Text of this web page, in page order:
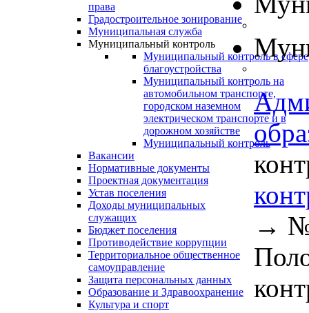
права
Градостроительное зонирование
Муниципальная служба
Муниципальный контроль
Муниципальный контроль в сфере
благоустройства
Муниципальный контроль на
автомобильном транспорте,
городском наземном
электрическом транспорте и в
дорожном хозяйстве
Муниципальный контроль
Вакансии
Нормативные документы
Проектная документация
Устав поселения
Доходы муниципальных
служащих
Бюджет поселения
Противодействие коррупции
Территориальное общественное
самоуправление
Защита персональных данных
Образование и Здравоохранение
Культура и спорт
→